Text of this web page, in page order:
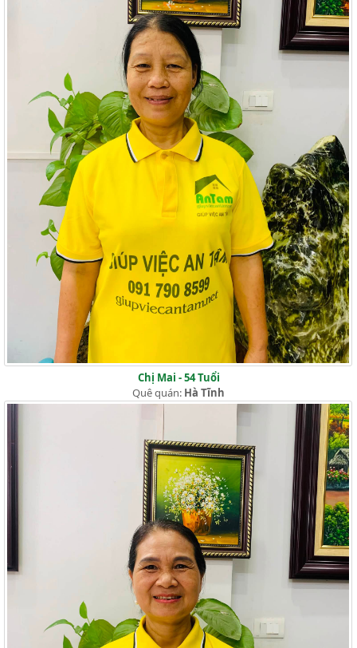
Chị Mai - 54 Tuổi
Quê quán: Hà Tĩnh